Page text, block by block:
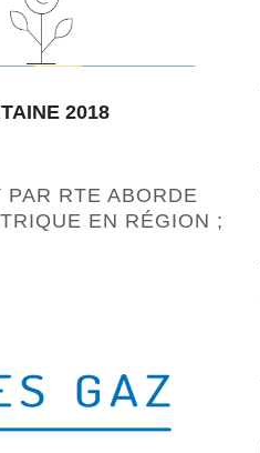
2018
RTE ABORDE
EN RÉGION ;